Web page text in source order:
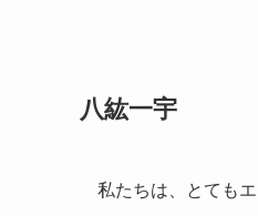
八紘一宇
私たちは、とても